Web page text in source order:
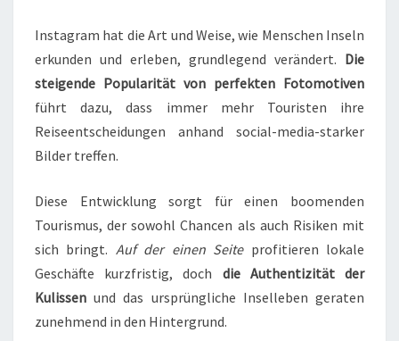
Instagram hat die Art und Weise, wie Menschen Inseln
erkunden und erleben, grundlegend verändert. Die
steigende Popularität von perfekten Fotomotiven
führt dazu, dass immer mehr Touristen ihre
Reiseentscheidungen anhand social-media-starker
Bilder treffen.
Diese Entwicklung sorgt für einen boomenden
Tourismus, der sowohl Chancen als auch Risiken mit
sich bringt. Auf der einen Seiteprofitieren lokale
Geschäfte kurzfristig, doch die Authentizität der
Kulissen und das ursprüngliche Inselleben geraten
zunehmend in den Hintergrund.